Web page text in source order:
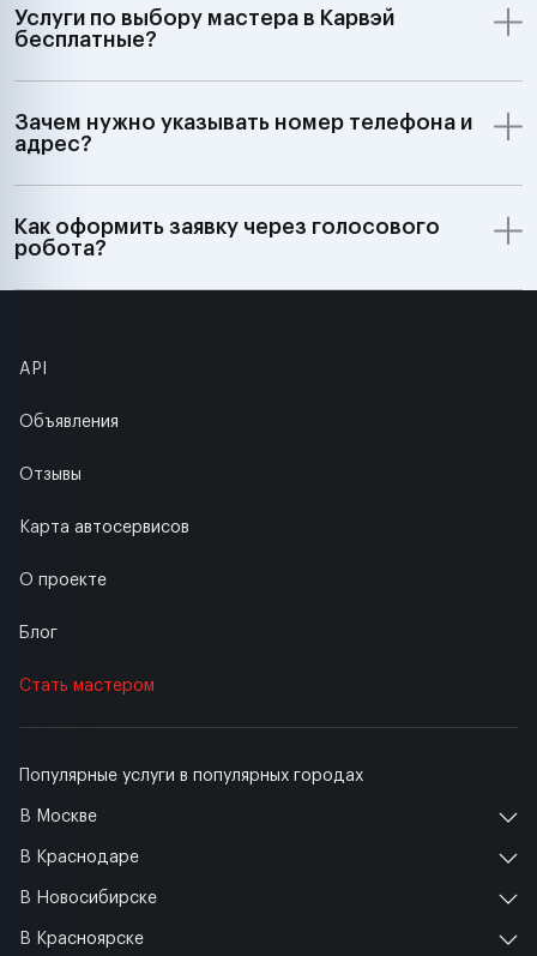
Услуги по выбору мастера в Карвэй
бесплатные?
Зачем нужно указывать номер телефона и
адрес?
Как оформить заявку через голосового
робота?
Популярные услуги в популярных городах
В Москве
В Краснодаре
В Новосибирске
В Красноярске
API
Объявления
Отзывы
Карта автосервисов
О проекте
Блог
Стать мастером